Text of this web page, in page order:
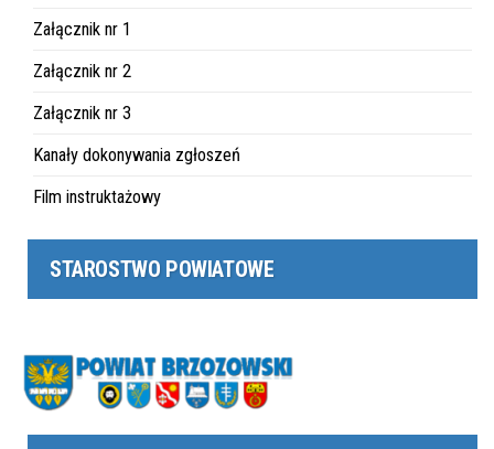
Załącznik nr 1
Załącznik nr 2
Załącznik nr 3
Kanały dokonywania zgłoszeń
Film instruktażowy
STAROSTWO POWIATOWE